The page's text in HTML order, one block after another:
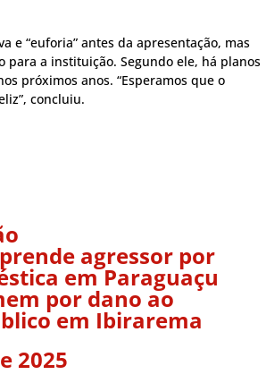
e “euforia” antes da apresentação, mas
a instituição. Segundo ele, há planos
próximos anos. “Esperamos que o
concluiu.
agressor por
em Paraguaçu
por dano ao
em Ibirarema
2025